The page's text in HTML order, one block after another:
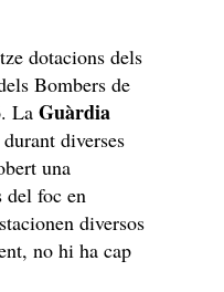
dotacions dels
Bombers de
LaGuàrdia
diverses
una
del foc en
diversos
no hi ha cap